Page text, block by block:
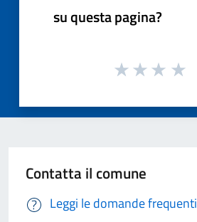
su questa pagina?
Contatta il comune
Leggi le domande frequenti